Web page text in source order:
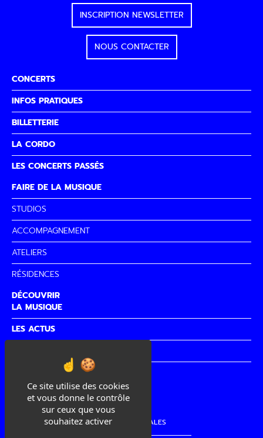
Ce site utilise des cookies
et vous donne le contrôle
sur ceux que vous
souhaitez activer
CONCERTS
INFOS PRATIQUES
BILLETTERIE
LA CORDO
LES CONCERTS PASSÉS
FAIRE DE LA MUSIQUE
STUDIOS
ACCOMPAGNEMENT
ATELIERS
RÉSIDENCES
DÉCOUVRIR
LA MUSIQUE
LES ACTUS
LA MUSIQUE
INSCRIPTION NEWSLETTER
NOUS CONTACTER
MENTIONS LÉGALES